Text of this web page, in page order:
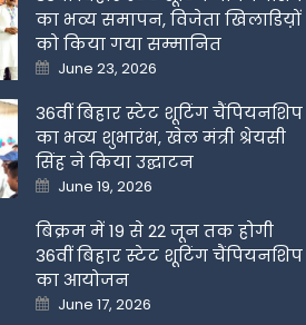
का भव्य समापन, विजेता खिलाडिय़ों
को किया गया सम्मानित
Posted
on
June 23, 2026
36वीं बिहार स्टेट शूटिंग चैंपियनशिप
का भव्य शुभारंभ, खेल मंत्री श्रेयसी
सिंह ने किया उद्घाटन
Posted
on
June 19, 2026
बिक्रम में 19 से 22 जून तक होगी
36वीं बिहार स्टेट शूटिंग चैंपियनशिप
का आयोजन
Posted
on
June 17, 2026